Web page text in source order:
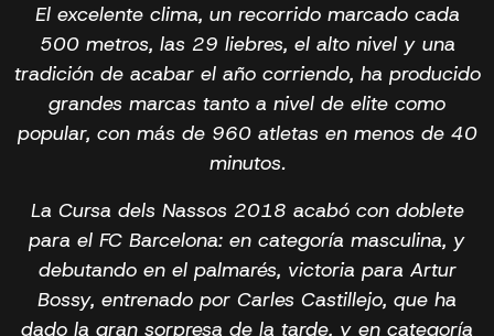
El excelente clima, un recorrido marcado cada
500 metros, las 29 liebres, el alto nivel y una
tradición de acabar el año corriendo, ha producido
grandes marcas tanto a nivel de elite como
popular, con más de 960 atletas en menos de 40
minutos.
La Cursa dels Nassos 2018 acabó con doblete
para el FC Barcelona: en categoría masculina, y
debutando en el palmarés, victoria para Artur
Bossy, entrenado por Carles Castillejo, que ha
dado la gran sorpresa de la tarde, y en categoría